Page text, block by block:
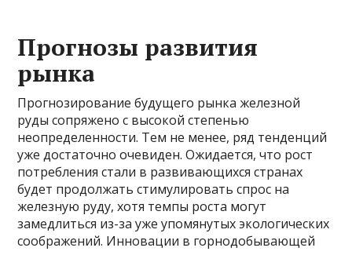
Прогнозы развития
рынка
Прогнозирование будущего рынка железной
руды сопряжено с высокой степенью
неопределенности. Тем не менее, ряд тенденций
уже достаточно очевиден. Ожидается, что рост
потребления стали в развивающихся странах
будет продолжать стимулировать спрос на
железную руду, хотя темпы роста могут
замедлиться из-за уже упомянутых экологических
соображений. Инновации в горнодобывающей